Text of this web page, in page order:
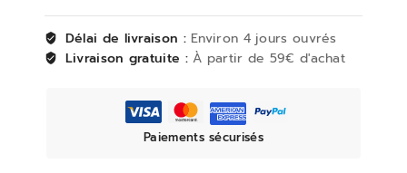
Délai de livraison : Environ 4 jours ouvrés
Livraison gratuite :À partir de 59€ d'achat
Paiements sécurisés